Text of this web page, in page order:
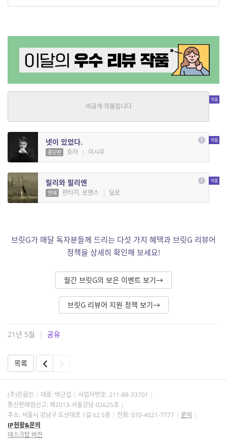
콜러스 신드롬
SF, 판타지 | 해도연
넷이 있었다.
중단편 호러 | 이시우
릴리와 필리엔
연재 판타지, 로맨스 | 딜로
브릿G가 매달 독자분들께 드리는 다섯 가지 혜택과 브릿G 리뷰어
정책을 상세히 확인해 보세요!
월간 브릿G의 보은 이벤트 보기→
브릿G 리뷰어 지원 정책 보기→
21년 5월 | 공유
목록
(주)민음인 대표: 박근섭 사업자번호: 211-88-33701
통신판매업신고: 제2013-서울강남-02625호
주소: 서울시 강남구 도산대로 1길 62 5층
전화: 070-4021-7777
문의
IP현황&문의
데스크탑 버전